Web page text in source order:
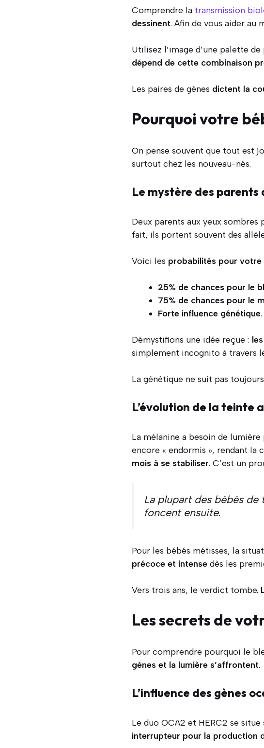
Comprendre la transmission
dessinent. Afin de vous aider au
Utilisez l’image d’une palette
dépend de cette combinaison
Les paires de gènes dictent la
Pourquoi votre
On pense souvent que tout est
surtout chez les nouveau-nés.
Le mystère des parents
Deux parents aux yeux
fait, ils portent souvent des
Voici les probabilités pour
25% de chances pour le
75% de chances pour le
Forte influence génétique.
Démystifions une idée reçue :
simplement incognito à travers
La génétique ne suit pas
L’évolution de la teinte
La mélanine a besoin de
encore « endormis », rendant la
mois à se stabiliser. C’est un
La plupart des bébés
foncent ensuite.
Pour les bébés métisses, la
précoce et intense dès les
Vers trois ans, le verdict tombe.
Les secrets de
Pour comprendre pourquoi le
gènes et la lumière s’affrontent.
L’influence des gènes
Le duo OCA2 et HERC2 se
interrupteur pour la production